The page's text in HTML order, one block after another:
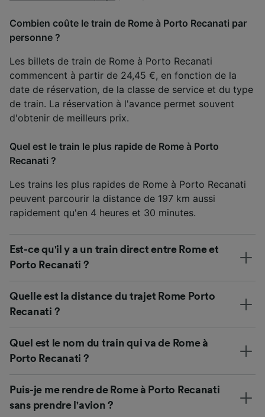
Combien coûte le train de Rome à Porto Recanati par
personne ?
Les billets de train de Rome à Porto Recanati
commencent à partir de 24,45 €, en fonction de la
date de réservation, de la classe de service et du type
de train. La réservation à l'avance permet souvent
d'obtenir de meilleurs prix.
Quel est le train le plus rapide de Rome à Porto
Recanati ?
Les trains les plus rapides de Rome à Porto Recanati
peuvent parcourir la distance de 197 km aussi
rapidement qu'en 4 heures et 30 minutes.
Est-ce qu'il y a un train direct entre Rome et
Porto Recanati ?
Quelle est la distance du trajet Rome Porto
Recanati ?
Quel est le nom du train qui va de Rome à
Porto Recanati ?
Puis-je me rendre de Rome à Porto Recanati
sans prendre l'avion ?